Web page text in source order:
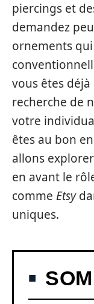
piercings et
demandez
ornements
vous êtes
recherche de
votre
êtes au bon
allons
en avant le
comme Etsy
uniques.